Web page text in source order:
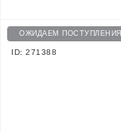
ОЖИДАЕМ ПОСТУПЛЕНИЯ
ID: 271388